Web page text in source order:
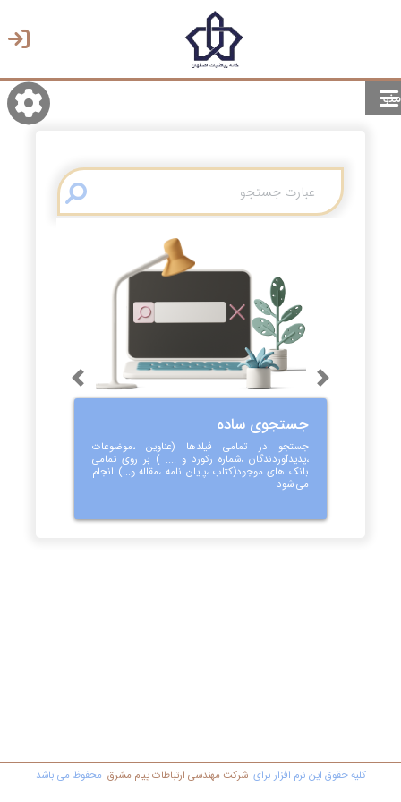
منو
انتخاب زبان
جستجوی ساده
جستجو در تمامی فیلدها (عناوین ،موضوعات
،پدیدآوردندگان ،شماره رکورد و .... ) بر روی تمامی
بانک های موجود(کتاب ،پایان نامه ،مقاله و...) انجام
می شود
Previous Next
کليه حقوق اين نرم افزار برای شرکت مهندسي ارتباطات پیام مشرق محفوظ مي باشد